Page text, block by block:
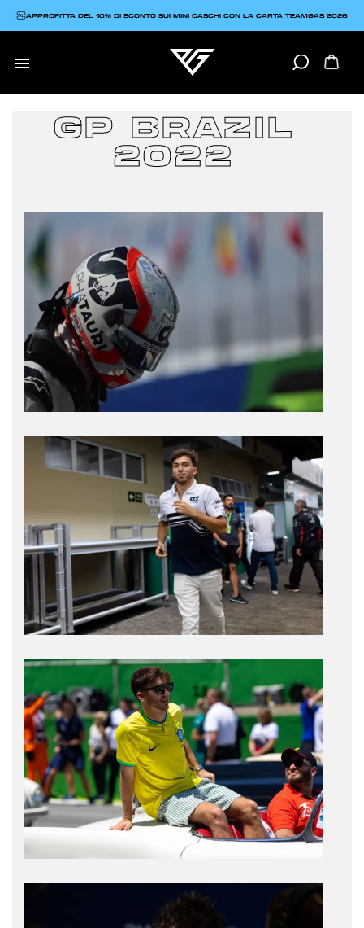

APPROFITTA DEL 10% DI SCONTO SUI MINI CASCHI CON LA CARTA TEAMGAS 2026
GP BRAZIL
2022